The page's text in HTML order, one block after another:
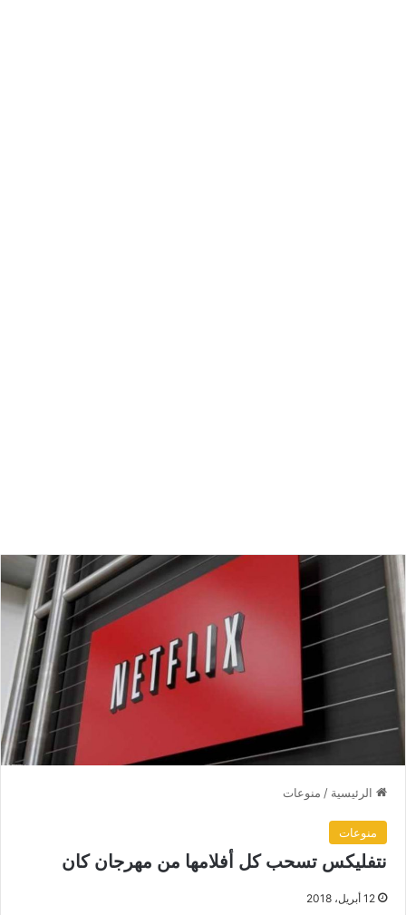
الرئيسية / منوعات
منوعات
نتفليكس تسحب كل أفلامها من مهرجان كان
12 أبريل، 2018